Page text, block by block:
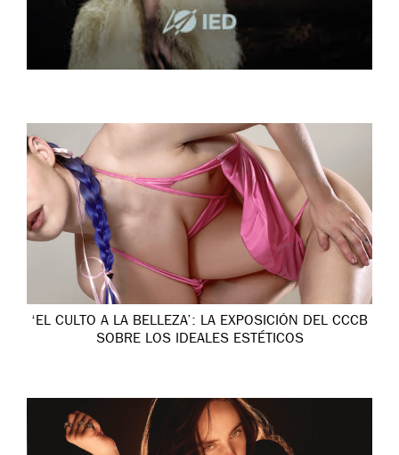
‘EL CULTO A LA BELLEZA’: LA EXPOSICIÓN DEL CCCB
SOBRE LOS IDEALES ESTÉTICOS